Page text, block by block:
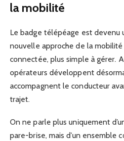
la mobilité
Le badge télépéage est devenu
nouvelle approche de la mobilité
connectée, plus simple à gérer.
opérateurs développent
accompagnent le conducteur
trajet.
On ne parle plus uniquement
pare-brise, mais d’un ensemble